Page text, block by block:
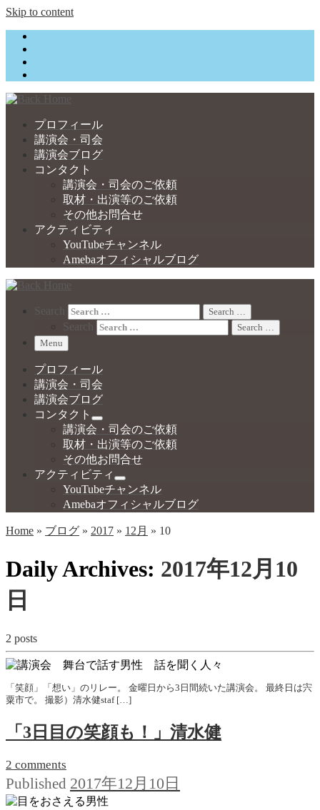
Skip to content
プロフィール
講演会・司会
講演会ブログ
コンタクト
講演会・司会のご依頼
取材・出演等のご依頼
その他お問合せ
アクティビティ
YouTubeチャンネル
Amebaオフィシャルブログ
Search Search …
Search
Search …
Menu
プロフィール
講演会・司会
講演会ブログ
コンタクト
講演会・司会のご依頼
取材・出演等のご依頼
その他お問合せ
アクティビティ
YouTubeチャンネル
Amebaオフィシャルブログ
Home » ブログ » 2017 » 12月 » 10
Daily Archives: 2017年12月10
日
2 posts
「笑顔」「想い」のリレー。 金曜日から3日間続いた講演会。 最終日は宍
粟市で。 撮影）清水健staf […]
「3日目の笑顔も！」清水健
2 comments
Published 2017年12月10日